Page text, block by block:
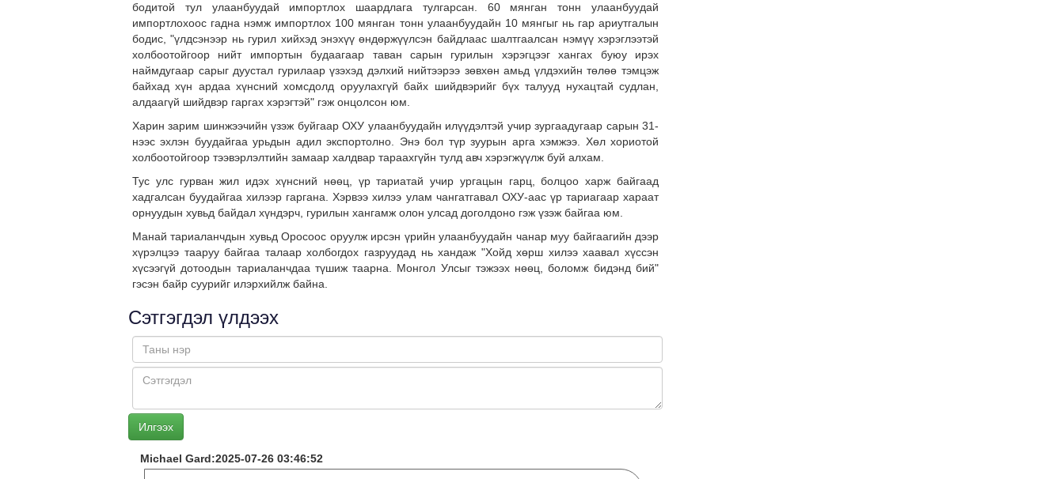
бодитой тул улаанбуудай импортлох шаардлага тулгарсан. 60 мянган тонн улаанбуудай
импортлохоос гадна нэмж импортлох 100 мянган тонн улаанбуудайн 10 мянгыг нь гар ариутгалын
бодис, "үлдсэнээр нь гурил хийхэд энэхүү өндөржүүлсэн байдлаас шалтгаалсан нэмүү хэрэглээтэй
холбоотойгоор нийт импортын будаагаар таван сарын гурилын хэрэгцээг хангах буюу ирэх
наймдугаар сарыг дуустал гурилаар үзэхэд дэлхий нийтээрээ зөвхөн амьд үлдэхийн төлөө тэмцэж
байхад хүн ардаа хүнсний хомсдолд оруулахгүй байх шийдвэрийг бүх талууд нухацтай судлан,
алдаагүй шийдвэр гаргах хэрэгтэй" гэж онцолсон юм.
Харин зарим шинжээчийн үзэж буйгаар ОХУ улаанбуудайн илүүдэлтэй учир зургаадугаар сарын 31-
нээс эхлэн буудайгаа урьдын адил экспортолно. Энэ бол түр зуурын арга хэмжээ. Хөл хориотой
холбоотойгоор тээвэрлэлтийн замаар халдвар тараахгүйн тулд авч хэрэгжүүлж буй алхам.
Тус улс гурван жил идэх хүнсний нөөц, үр тариатай учир ургацын гарц, болцоо харж байгаад
хадгалсан буудайгаа хилээр гаргана. Хэрвээ хилээ улам чангатгавал ОХУ-аас үр тариагаар хараат
орнуудын хувьд байдал хүндэрч, гурилын хангамж олон улсад доголдоно гэж үзэж байгаа юм.
Манай тариаланчдын хувьд Оросоос оруулж ирсэн үрийн улаанбуудайн чанар муу байгаагийн дээр
хүрэлцээ тааруу байгаа талаар холбогдох газруудад нь хандаж "Хойд хөрш хилээ хаавал хүссэн
хүсээгүй дотоодын тариаланчдаа түшиж таарна. Монгол Улсыг тэжээх нөөц, боломж бидэнд бий"
гэсэн байр суурийг илэрхийлж байна.
Сэтгэгдэл үлдээх
Michael Gard:2025-07-26 03:46:52